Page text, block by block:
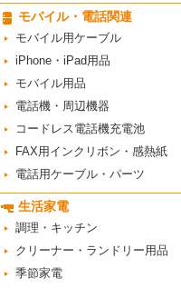
モバイル・電話関連
モバイル用ケーブル
iPhone・iPad用品
モバイル用品
電話機・周辺機器
コードレス電話機充電池
FAX用インクリボン・感熱紙
電話用ケーブル・パーツ
生活家電
調理・キッチン
クリーナー・ランドリー用品
季節家電